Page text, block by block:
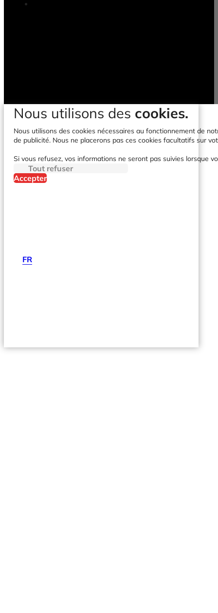
FR
Nous utilisons des cookies.
Nous utilisons des cookies nécessaires au fonctionnement de
de publicité. Nous ne placerons pas ces cookies facultatifs sur
Si vous refusez, vos informations ne seront pas suivies lorsque
Tout refuser
Accepter